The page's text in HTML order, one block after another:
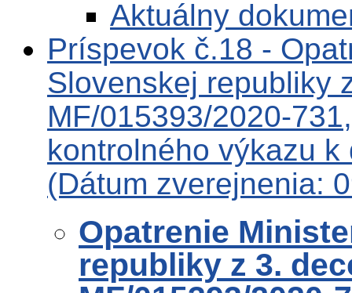
Aktuálny
Príspevok č.18 -
Slovenskej republiky
MF/015393/2020-
kontrolného výkazu
(Dátum zverejnenia:
Opatrenie
republiky z 3.